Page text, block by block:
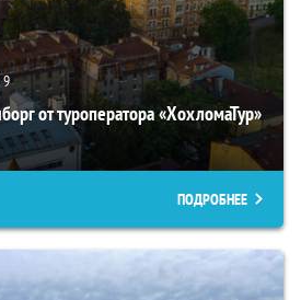
9
от туроператора «ХохломаТур»
ПОДРОБНЕЕ